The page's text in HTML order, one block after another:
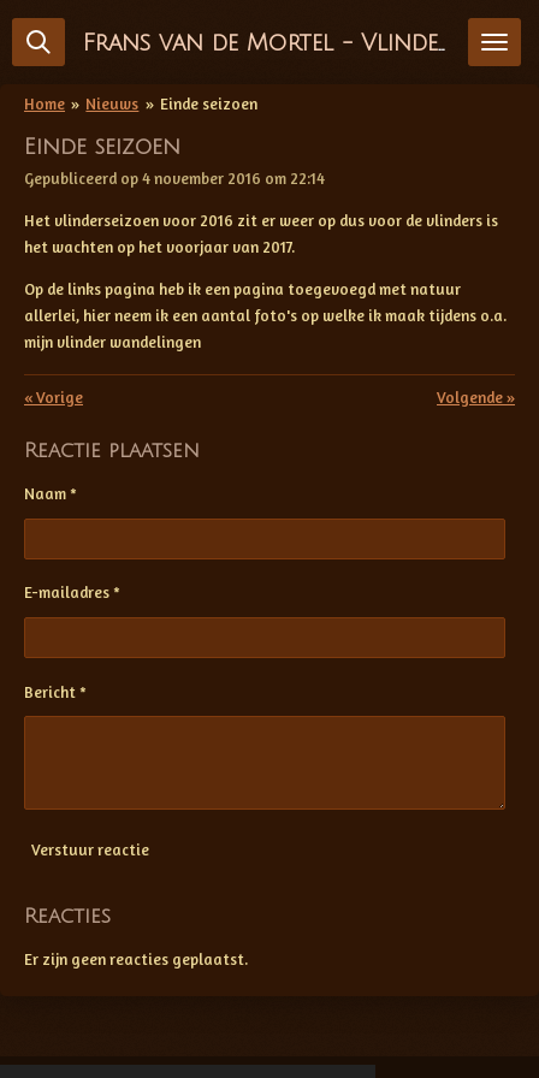
Ga
direct
de
Frans van de Mortel - Vlinderfotografie
Home » Nieuws » Einde seizoen
Einde seizoen
Gepubliceerd op 4 november 2016 om 22:14
Het vlinderseizoen voor 2016 zit er weer op dus voor de vlinders is
het wachten op het voorjaar van 2017.
Op de links pagina heb ik een pagina toegevoegd met natuur
allerlei, hier neem ik een aantal foto's op welke ik maak tijdens o.a.
mijn vlinder wandelingen
«Vorige Volgende»
Reactie plaatsen
Naam *
E-mailadres *
Bericht *
Verstuur reactie
Reacties
Er zijn geen reacties geplaatst.